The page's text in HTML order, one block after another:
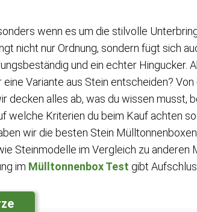
wenn es um die stilvolle
nicht nur Ordnung, sondern fügt sich
und ein echter Hingucker.
Variante aus Stein entscheiden?
decken alles ab, was du wissen musst,
welche Kriterien du beim Kauf achten
wir die besten Stein Mülltonnenboxen
Steinmodelle im Vergleich zu anderen
im Mülltonnenbox Test gibt